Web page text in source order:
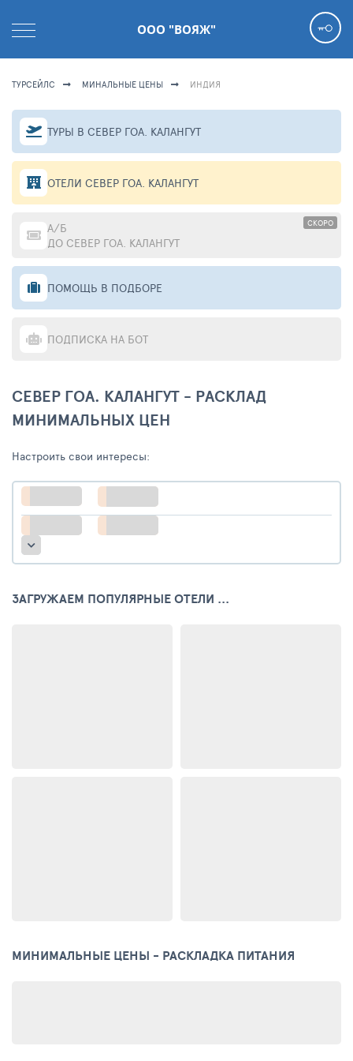
ООО "ВОЯЖ"
ТУРСЕЙЛС МИНАЛЬНЫЕ ЦЕНЫ ИНДИЯ
ТУРЫ В СЕВЕР ГОА. КАЛАНГУТ
ОТЕЛИ СЕВЕР ГОА. КАЛАНГУТ
СКОРО
А/Б
ДО СЕВЕР ГОА. КАЛАНГУТ
ПОМОЩЬ В ПОДБОРЕ
ПОДПИСКА НА БОТ
СЕВЕР ГОА. КАЛАНГУТ - РАСКЛАД
МИНИМАЛЬНЫХ ЦЕН
Настроить свои интересы:
ЗАГРУЖАЕМ ПОПУЛЯРНЫЕ ОТЕЛИ ...
МИНИМАЛЬНЫЕ ЦЕНЫ - РАСКЛАДКА ПИТАНИЯ